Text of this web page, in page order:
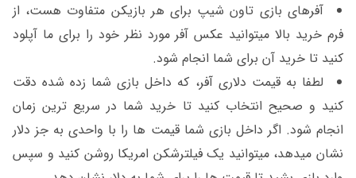
آفرهای بازی تاون شیپ برای هر بازیکن متفاوت هست، از
فرم خرید بالا میتوانید عکس آفر مورد نظر خود را برای ما آپلود
کنید تا خرید آن برای شما انجام شود.
لطفا به قیمت دلاری آفر، که داخل بازی شما زده شده دقت
کنید و صحیح انتخاب کنید تا خرید شما در سریع ترین زمان
انجام شود. اگر داخل بازی شما قیمت ها را با واحدی به جز دلار
نشان میدهد، میتوانید یک فیلترشکن امریکا روشن کنید و سپس